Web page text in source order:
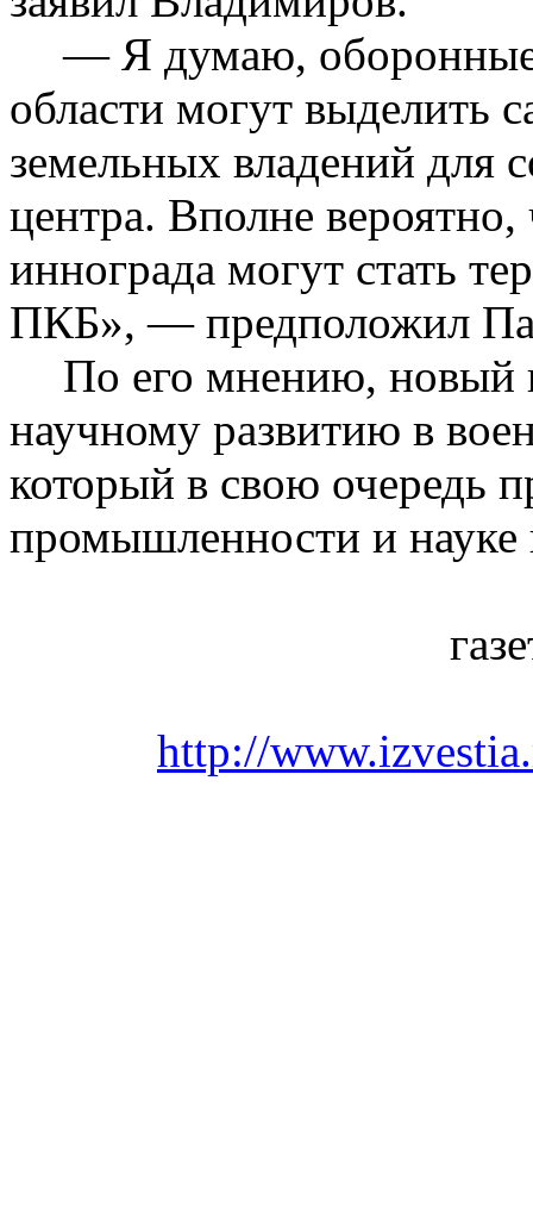
— Я думаю, оборонные
области могут выделить
земельных владений для
центра. Вполне
иннограда могут стать
ПКБ», — предположил
По его мнению, новый
научному развитию в
который в свою очередь
промышленности и науке
http://